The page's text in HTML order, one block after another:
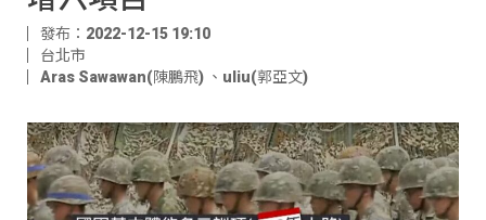
發布：2022-12-15 19:10
台北市
Aras Sawawan(陳鵬飛) 、 uliu(郭亞文)